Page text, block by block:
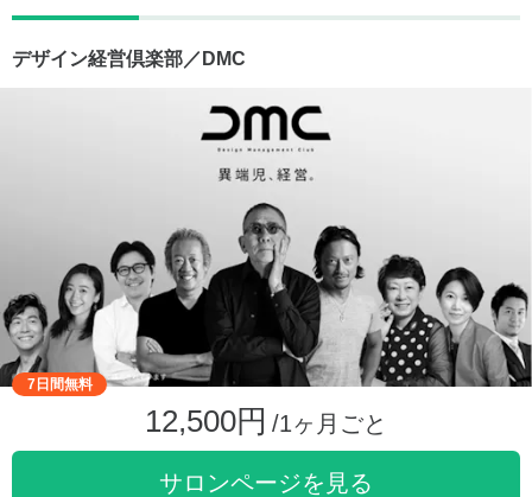
デザイン経営倶楽部／DMC
7日間無料
12,500円 /1ヶ月ごと
サロンページを見る